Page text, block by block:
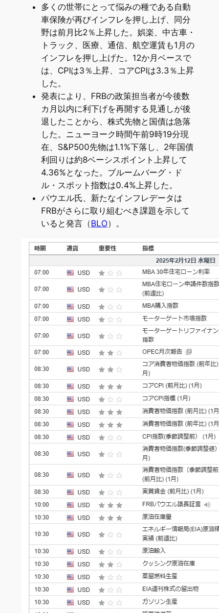
多くの世帯にとって悩みの種である自動
車保険が再びインフレを押し上げ、同分
野は前月比2％上昇した。娯楽、中古車・
トラック、医療、通信、航空運賃も1月の
インフレを押し上げた。12か月ベースで
は、CPIは3％上昇、コアCPIは3.3％上昇
した。
発表により、FRBの政策担当者が今後数
カ月以内に利下げを再開する見通しが後
退したことから、株式先物と国債は急落
した。ニューヨーク時間午前9時19分現
在、S&P500先物は1.1%下落し、2年国債
利回りは約8ベーシスポイント上昇して
4.36%となった。ブルームバーグ・ド
ル・スポット指数は0.4%上昇した。
パウエル氏、新たなインフレデータは
FRBがさらに取り組むべき課題を示して
いると発言（BLO）。